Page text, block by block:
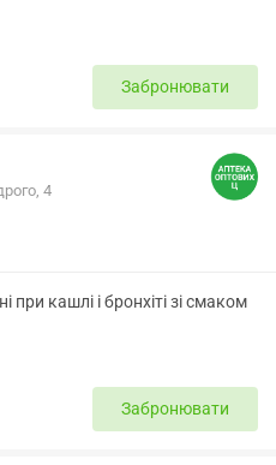
Забронювати
4
кашлі і бронхіті зі смаком
Забронювати